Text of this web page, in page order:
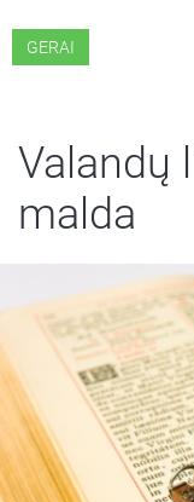
GERAI
Valandų
malda